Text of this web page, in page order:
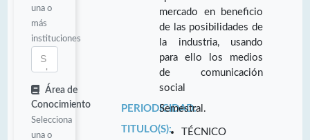
una o
más
instituciones
Área de
Conocimiento
Selecciona
una o
mercado en beneficio
de las posibilidades de
la industria, usando
para ello los medios
de comunicación
social
PERIODICIDAD:
Semestral.
TITULO(S):
TÉCNICO